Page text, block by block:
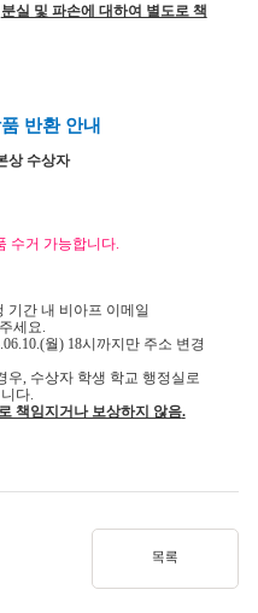
분실 및 파손에 대하여 별도로 책
반환 안내
상 수상자
수거 가능합니다.
기간 내 비아프 이메일
세요.
월) 18시까지만 주소 변경
우, 수상자 학생 학교 행정실로
다.
책임지거나 보상하지 않음.
목록